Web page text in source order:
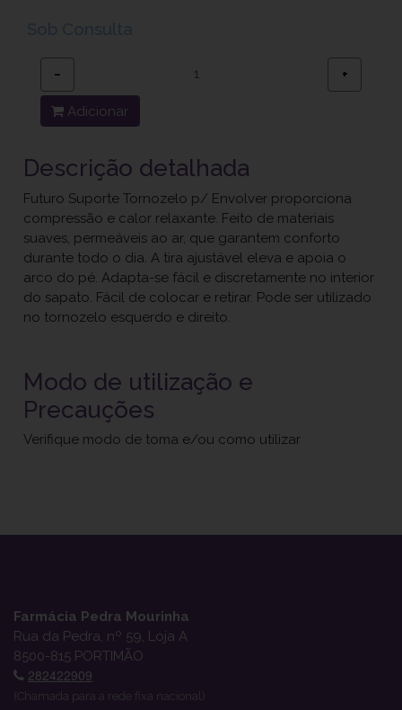
− +
Adicionar
Descrição detalhada
Futuro Suporte Tornozelo p/ Envolver proporciona
compressão e calor relaxante. Feito de materiais
suaves, permeáveis ao ar, que garantem conforto
durante todo o dia. A tira ajustável eleva e apoia o
arco do pé. Adapta-se fácil e discretamente no interior
do sapato. Fácil de colocar e retirar. Pode ser utilizado
no tornozelo esquerdo e direito.
Modo de utilização e
Precauções
Verifique modo de toma e/ou como utilizar
Farmácia Pedra Mourinha
Rua da Pedra, nº 59, Loja A
8500-815 PORTIMÃO
282422909
(Chamada para a rede fixa nacional)